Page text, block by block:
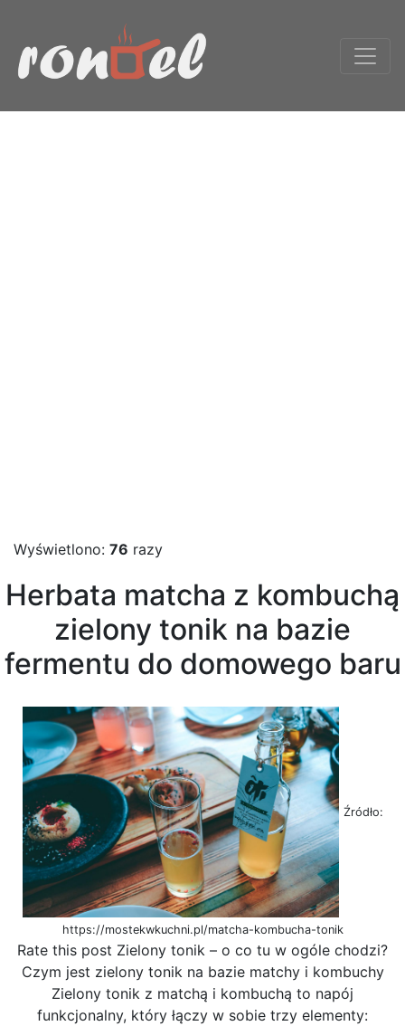
Wyświetlono: 76 razy
Herbata matcha z kombuchą
zielony tonik na bazie
fermentu do domowego baru
Źródło:
https://mostekwkuchni.pl/matcha-kombucha-tonik
Rate this post Zielony tonik – o co tu w ogóle chodzi?
Czym jest zielony tonik na bazie matchy i kombuchy
Zielony tonik z matchą i kombuchą to napój
funkcjonalny, który łączy w sobie trzy elementy: